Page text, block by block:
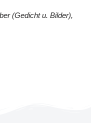
(Gedicht u. Bilder),